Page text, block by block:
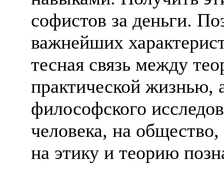
софистов за деньги.
важнейших
тесная связь между
практической жизнью,
философского
человека, на
на этику и теорию